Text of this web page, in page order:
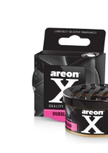
محصول:GSL02
بیشتر